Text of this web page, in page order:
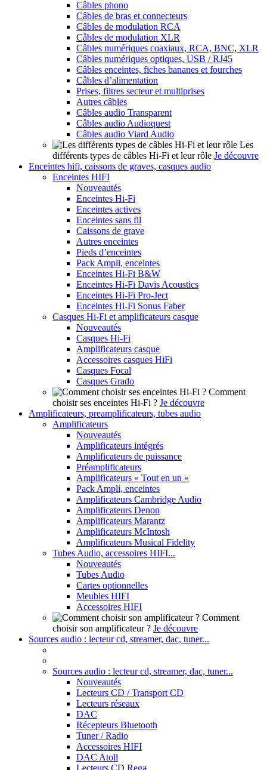
Câbles phono
Câbles de bras et connecteurs
Câbles de modulation RCA
Câbles de modulation XLR
Câbles numériques coaxiaux, RCA, BNC, XLR
Câbles numériques optiques, USB / RJ45
Câbles enceintes, fiches bananes et fourches
Câbles d’alimentation
Prises, filtres secteur et multiprises
Autres câbles
Câbles audio Transparent
Câbles audio Audioquest
Câbles audio Viard Audio
Les
différents types de câbles Hi-Fi et leur rôle Je découvre
Enceintes hifi, caissons de graves, casques audio
Enceintes HIFI
Nouveautés
Enceintes Hi-Fi
Enceintes actives
Enceintes sans fil
Caissons de grave
Autres enceintes
Pieds d’enceintes
Pack Ampli, enceintes
Enceintes Hi-Fi B&W
Enceintes Hi-Fi Davis Acoustics
Enceintes Hi-Fi Pro-Ject
Enceintes Hi-Fi Sonus Faber
Casques Hi-Fi et amplificateurs casque
Nouveautés
Casques Hi-Fi
Amplificateurs casque
Accessoires casques HiFi
Casques Focal
Casques Grado
Comment
choisir ses enceintes Hi-Fi ? Je découvre
Amplificateurs, preamplificateurs, tubes audio
Amplificateurs
Nouveautés
Amplificateurs intégrés
Amplificateurs de puissance
Préamplificateurs
Amplificateurs « Tout en un »
Pack Ampli, enceintes
Amplificateurs Cambridge Audio
Amplificateurs Denon
Amplificateurs Marantz
Amplificateurs McIntosh
Amplificateurs Musical Fidelity
Tubes Audio, accessoires HIFI...
Nouveautés
Tubes Audio
Cartes optionnelles
Meubles HIFI
Accessoires HIFI
Comment
choisir son amplificateur ? Je découvre
Sources audio : lecteur cd, streamer, dac, tuner...
Sources audio : lecteur cd, streamer, dac, tuner...
Nouveautés
Lecteurs CD / Transport CD
Lecteurs réseaux
DAC
Récepteurs Bluetooth
Tuner / Radio
Accessoires HIFI
DAC Atoll
Lecteurs CD Rega